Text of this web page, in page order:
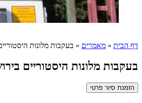
דף הבית » מאמרים » בעקבות מלונות
בעקבות מלונות היסטוריים
הזמנת סיור פרטי